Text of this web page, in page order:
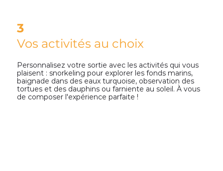
Personnalisez votre sortie avec les activités qui vous
plaisent : snorkeling pour explorer les fonds marins,
baignade dans des eaux turquoise, observation des
tortues et des dauphins ou farniente au soleil. À vous
de composer l'expérience parfaite !
3
Vos activités au choix